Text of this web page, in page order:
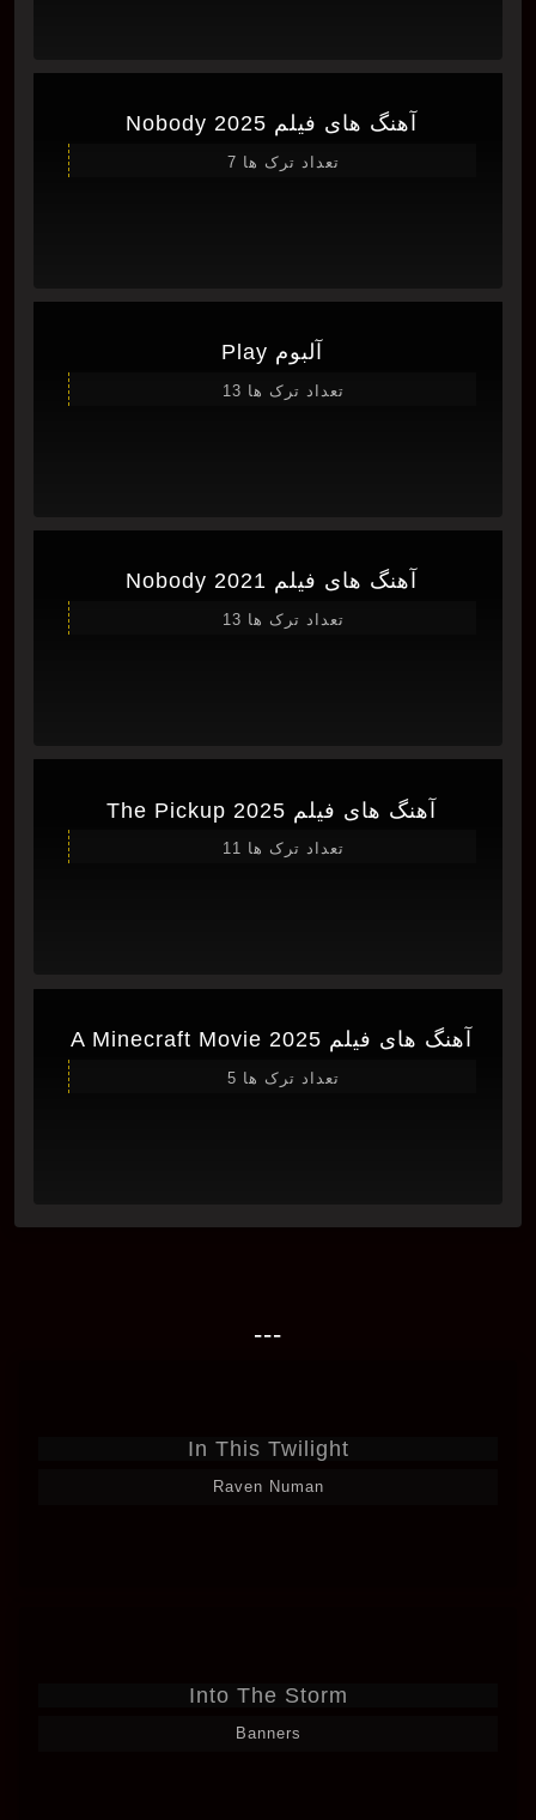
آهنگ های فیلم Nobody 2025
تعداد ترک ها 7
آلبوم Play
تعداد ترک ها 13
آهنگ های فیلم Nobody 2021
تعداد ترک ها 13
آهنگ های فیلم The Pickup 2025
تعداد ترک ها 11
آهنگ های فیلم A Minecraft Movie 2025
تعداد ترک ها 5
---
In This Twilight
Raven Numan
Into The Storm
Banners